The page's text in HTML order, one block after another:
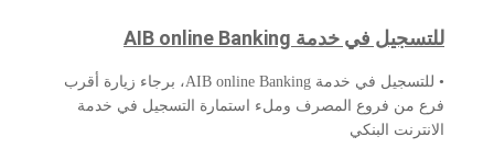
للتسجيل في خدمة AIB online Banking
• للتسجيل في خدمة AIB online Banking، برجاء زيارة أقرب
فرع من فروع المصرف وملء استمارة التسجيل في خدمة
الانترنت البنكي